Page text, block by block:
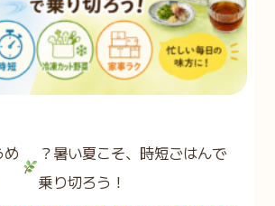
め
？暑い夏こそ、時短ごはんで
乗り切ろう！